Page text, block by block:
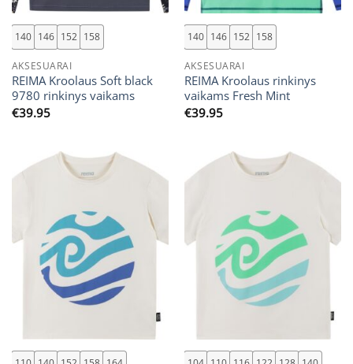
140 146 152 158
AKSESUARAI
REIMA Kroolaus Soft black
9780 rinkinys vaikams
€39.95
140 146 152 158
AKSESUARAI
REIMA Kroolaus rinkinys
vaikams Fresh Mint
€39.95